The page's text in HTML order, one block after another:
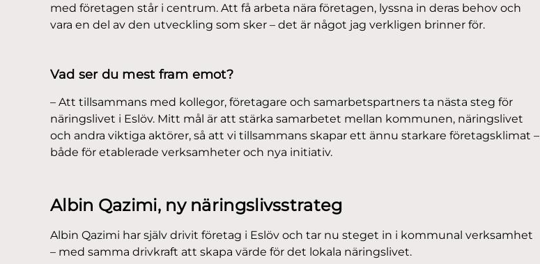
med företagen står i centrum. Att få arbeta nära företagen, lyssna in deras behov och
vara en del av den utveckling som sker – det är något jag verkligen brinner för.
Vad ser du mest fram emot?
– Att tillsammans med kollegor, företagare och samarbetspartners ta nästa steg för
näringslivet i Eslöv. Mitt mål är att stärka samarbetet mellan kommunen, näringslivet
och andra viktiga aktörer, så att vi tillsammans skapar ett ännu starkare företagsklimat –
både för etablerade verksamheter och nya initiativ.
Albin Qazimi, ny näringslivsstrateg
Albin Qazimi har själv drivit företag i Eslöv och tar nu steget in i kommunal verksamhet
– med samma drivkraft att skapa värde för det lokala näringslivet.